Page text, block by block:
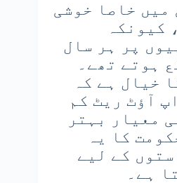
میں خاصا خوشی
کیونکہ
پر ہر سال
ہوتے تھے۔
خیال ہے کہ
آؤٹ ریٹ کم
معیار بہتر
کا یہ
کے لیے
ہے۔